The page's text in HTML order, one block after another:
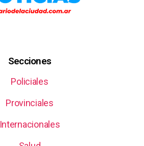
Secciones
Policiales
Provinciales
Internacionales